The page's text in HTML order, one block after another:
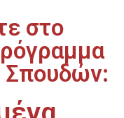
στο
Σπουδών: